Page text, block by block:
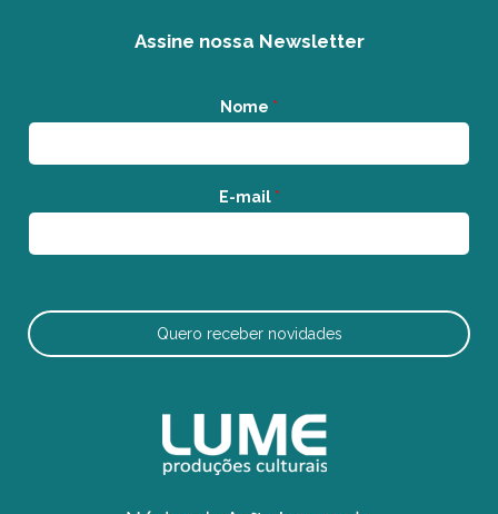
Assine nossa Newsletter
Nome *
E-mail *
Quero receber novidades